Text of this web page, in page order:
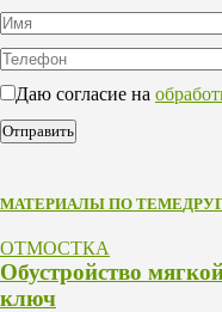
Даю согласие на
МАТЕРИАЛЫ ПО ТЕМЕ
ОТМОСТКА
Обустройство
ключ